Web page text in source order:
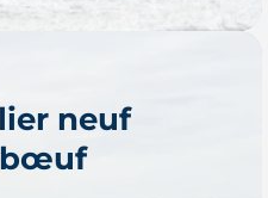
neuf